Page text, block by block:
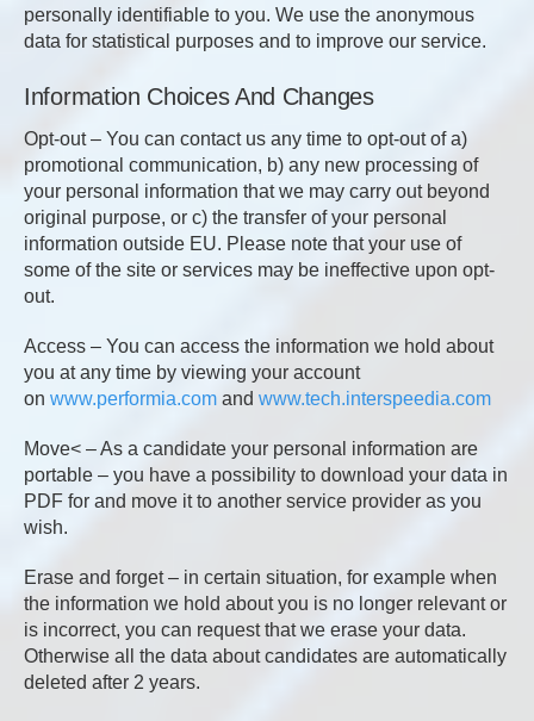
personally identifiable to you. We use the anonymous
data for statistical purposes and to improve our service.
Information Choices And Changes
Opt-out – You can contact us any time to opt-out of a)
promotional communication, b) any new processing of
your personal information that we may carry out beyond
original purpose, or c) the transfer of your personal
information outside EU. Please note that your use of
some of the site or services may be ineffective upon opt-
out.
Access – You can access the information we hold about
you at any time by viewing your account
on www.performia.com and www.tech.interspeedia.com
Move< – As a candidate your personal information are
portable – you have a possibility to download your data in
PDF for and move it to another service provider as you
wish.
Erase and forget – in certain situation, for example when
the information we hold about you is no longer relevant or
is incorrect, you can request that we erase your data.
Otherwise all the data about candidates are automatically
deleted after 2 years.